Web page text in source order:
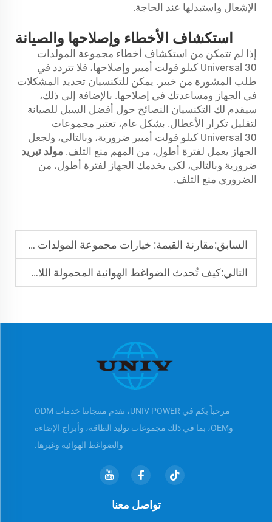
الإشعال واستبدلها عند الحاجة.
استكشاف الأخطاء وإصلاحها والصيانة
إذا لم تتمكن من استكشاف أخطاء مجموعة المولدات
Universal 30 كيلو فولت أمبير وإصلاحها، فلا تتردد في
طلب المشورة من خبير. يمكن للتكنسيان تحديد المشكلات
في الجهاز ومساعدتك في إصلاحها. بالإضافة إلى ذلك،
سيقدم لك التكنسيان النصائح حول أفضل السبل للصيانة
لتقليل تكرار الأعطال. بشكل عام، تعتبر مجموعات
Universal 30 كيلو فولت أمبير ضرورية، وبالتالي، ولجعل
الجهاز يعمل لفترة أطول، من المهم منع التلف. مولد تبريد
ضرورية وبالتالي، لكي يخدمك الجهاز لفترة أطول، من
الضروري منع التلف.
السابق:مقارنة القيمة: خيارات مجموعة المولدات 30 كيلو فولت أمبير
التالي:كيف تُحدث الضواغط الهوائية المحمولة اللاسلكية تحولًا في مواقع العمل؟
مرحباً بكم في UNIV POWER، تقدم منتجاتنا خدمات ODM
وOEM، بما في ذلك مجموعات توليد الطاقة، وأبراج الإضاءة
والضواغط الهوائية وغيرها.
تواصل معنا